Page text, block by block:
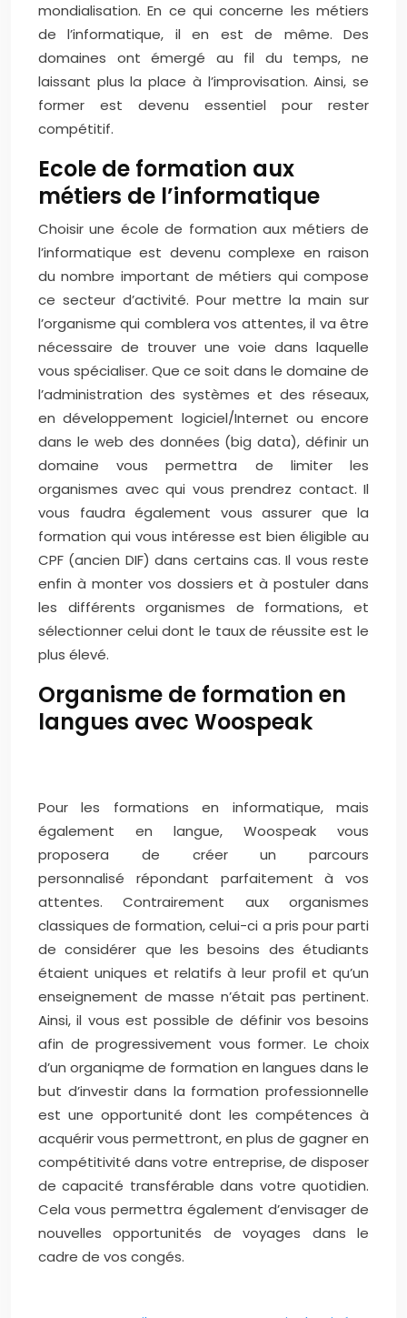
mondialisation. En ce qui concerne les métiers
de l’informatique, il en est de même. Des
domaines ont émergé au fil du temps, ne
laissant plus la place à l’improvisation. Ainsi, se
former est devenu essentiel pour rester
compétitif.
Ecole de formation aux
métiers de l’informatique
Choisir une école de formation aux métiers de
l’informatique est devenu complexe en raison
du nombre important de métiers qui compose
ce secteur d’activité. Pour mettre la main sur
l’organisme qui comblera vos attentes, il va être
nécessaire de trouver une voie dans laquelle
vous spécialiser. Que ce soit dans le domaine de
l’administration des systèmes et des réseaux,
en développement logiciel/Internet ou encore
dans le web des données (big data), définir un
domaine vous permettra de limiter les
organismes avec qui vous prendrez contact. Il
vous faudra également vous assurer que la
formation qui vous intéresse est bien éligible au
CPF (ancien DIF) dans certains cas. Il vous reste
enfin à monter vos dossiers et à postuler dans
les différents organismes de formations, et
sélectionner celui dont le taux de réussite est le
plus élevé.
Organisme de formation en
langues avec Woospeak
Pour les formations en informatique, mais
également en langue, Woospeak vous
proposera de créer un parcours
personnalisé répondant parfaitement à vos
attentes. Contrairement aux organismes
classiques de formation, celui-ci a pris pour parti
de considérer que les besoins des étudiants
étaient uniques et relatifs à leur profil et qu’un
enseignement de masse n’était pas pertinent.
Ainsi, il vous est possible de définir vos besoins
afin de progressivement vous former. Le choix
d’un organiqme de formation en langues dans le
but d’investir dans la formation professionnelle
est une opportunité dont les compétences à
acquérir vous permettront, en plus de gagner en
compétitivité dans votre entreprise, de disposer
de capacité transférable dans votre quotidien.
Cela vous permettra également d’envisager de
nouvelles opportunités de voyages dans le
cadre de vos congés.